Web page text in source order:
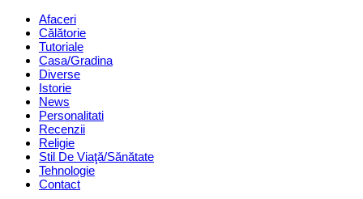
Afaceri
Călătorie
Tutoriale
Casa/Gradina
Diverse
Istorie
News
Personalitati
Recenzii
Religie
Stil De Viaţă/Sănătate
Tehnologie
Contact